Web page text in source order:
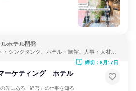
ホテル開発
・シンクタンク、ホテル・旅館、人事・人材サ
ーケティング ホテル
先にある「経営」の仕事を知る
締切：8月17日